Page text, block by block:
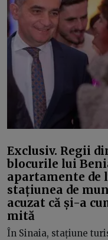
Exclusiv. Regii
blocurile lui
apartamente de
stațiunea de
acuzat că și-a
mită
În Sinaia, stațiune